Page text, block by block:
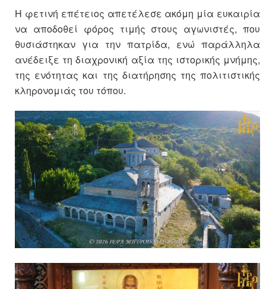
Η φετινή επέτειος απετέλεσε ακόμη μία ευκαιρία
να αποδοθεί φόρος τιμής στους αγωνιστές, που
θυσιάστηκαν για την πατρίδα, ενώ παράλληλα
ανέδειξε τη διαχρονική αξία της ιστορικής μνήμης,
της ενότητας και της διατήρησης της πολιτιστικής
κληρονομιάς του τόπου.